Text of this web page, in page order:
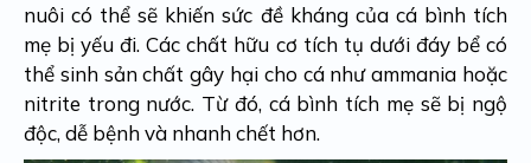
nuôi có thể sẽ khiến sức đề kháng của cá bình tích
mẹ bị yếu đi. Các chất hữu cơ tích tụ dưới đáy bể có
thể sinh sản chất gây hại cho cá như ammania hoặc
nitrite trong nước. Từ đó, cá bình tích mẹ sẽ bị ngộ
độc, dễ bệnh và nhanh chết hơn.